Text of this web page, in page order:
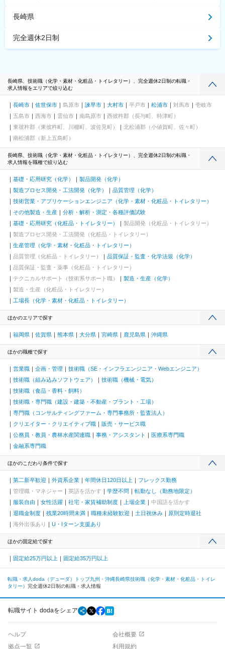
長崎県
完全週休2日制
長崎県、技術職（化学・素材・化粧品・トイレタリー）、完全週休2日制の転職・
求人情報をエリアで絞り込む
長崎市 佐世保市 島原市 諫早市 大村市 平戸市 松浦市 対馬市
壱岐市
五島市
西海市 雲仙市 南島原市
西彼杵郡（長与町、時津町）
東彼杵郡（東彼杵町、川棚町、波佐見町）
北松浦郡（小値賀町、佐々町）
南松浦郡（新上五島町）
長崎県、技術職（化学・素材・化粧品・トイレタリー）、完全週休2日制の転職・
求人情報を職種で絞り込む
基礎・応用研究（化学）
製品開発（化学）
製造プロセス開発・工法開発（化学）
品質管理（化学）
技術営業・アプリケーションエンジニア（化学・素材・化粧品・トイレタリー）
その他製造・生産
分析・解析・測定・各種評価試験
基礎・応用研究（化粧品・トイレタリー）
製品開発（化粧品・トイレタリー）
製造プロセス開発・工法開発（化粧品・トイレタリー）
生産管理（化学・素材・化粧品・トイレタリー）
品質管理（化粧品・トイレタリー）
品質保証・監査・化学法規（化学）
品質保証・監査・薬事（化粧品・トイレタリー）
テクニカルサポート（技術系サポート職）
製造・生産（化学）
製造・生産（化粧品・トイレタリー）
工場長（化学・素材・化粧品・トイレタリー）
ほかのエリアで探す
福岡県 佐賀県 熊本県 大分県 宮崎県 鹿児島県 沖縄県
ほかの職種で探す
営業職 企画・管理
技術職（SE・インフラエンジニア・Webエンジニア）
技術職（組み込みソフトウェア）
技術職（機械・電気）
技術職（食品・香料・飼料）
技術職・専門職（建設・建築・不動産・プラント・工場）
専門職（コンサルティングファーム・専門事務所・監査法人）
クリエイター・クリエイティブ職
販売・サービス職
公務員・教員・農林水産関連職
事務・アシスタント
医療系専門職
金融系専門職
ほかのこだわり条件で探す
第二新卒歓迎 外資系企業 年間休日120日以上
フレックス勤務
管理職・マネジャー
英語を活かす 学歴不問
転勤なし（勤務地限定）
服装自由
女性活躍 社宅・家賃補助制度 上場企業
中国語を活かす
退職金制度
残業20時間未満 職種未経験歓迎 土日祝休み
原則定時退社
海外出張あり
U・Iターン支援あり
ほかの固定給で探す
固定給25万円以上 固定給35万円以上
転職・求人doda（デューダ）トップ九州・沖縄長崎県技術職（化学・素材・化粧品・トイレ
タリー） 完全週休2日制の転職・求人情報
転職サイト dodaをシェア
ヘルプ
会社概要
拠点一覧
利用規約